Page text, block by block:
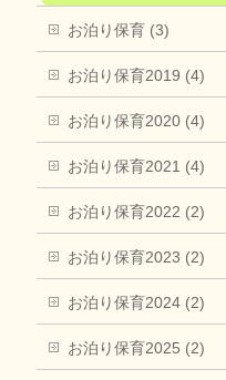
お泊り保育 (3)
お泊り保育2019 (4)
お泊り保育2020 (4)
お泊り保育2021 (4)
お泊り保育2022 (2)
お泊り保育2023 (2)
お泊り保育2024 (2)
お泊り保育2025 (2)